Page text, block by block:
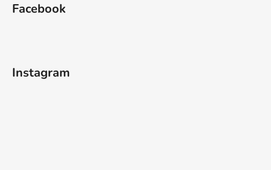
Facebook
Instagram